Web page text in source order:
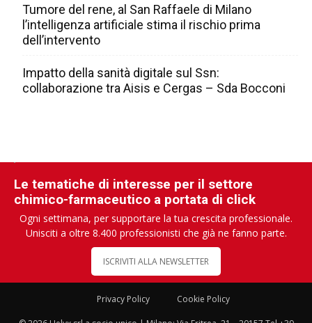
Tumore del rene, al San Raffaele di Milano
l’intelligenza artificiale stima il rischio prima
dell’intervento
Impatto della sanità digitale sul Ssn:
collaborazione tra Aisis e Cergas – Sda Bocconi
Le tematiche di interesse per il settore
chimico-farmaceutico a portata di click
Ogni settimana, per supportare la tua crescita professionale.
Unisciti a oltre 8.400 professionisti che già ne fanno parte.
ISCRIVITI ALLA NEWSLETTER
Privacy Policy Cookie Policy